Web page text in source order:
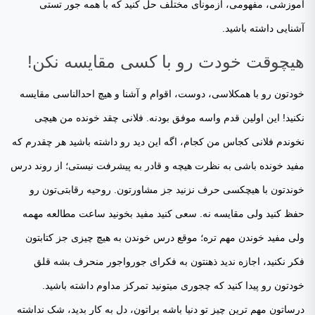
آموزشی، مفهومی، آزمونای مختلف حل کنید که با همه جور تستی
آشنایی داشته باشید.
هیچوقت خودت رو با کسی مقایسه نکن!
خودتون رو با همکلاسی، دوست، اقوام و آشنا و هیچ احدالناسی مقایسه
نکنید! این اولین قدم واسه موفق بودنه. فلانی چقد خونده من هیچی
نخوندم فلانی کجاس من کجام، اگه این دید رو داشته باشید هر چقدرم که
مفید خونده باشی به نظرت هیچه و قادر به پیشرفت نیستی؛ از روند درس
خوندتون با هیچکسی حرف نزنید جز مشاورتون. روحیه رقابتی‌تون رو
حفظ کنید ولی مقایسه نه. سعی کنید مفید بخونید ساعت مطالعه مهمه
ولی مفید خوندن مهم تره؛ موقع درس خوندن به هیچ چیزی جز کتابتون
فکر نکنید، اجازه ندید ذهنتون به فکرای جورواجور منحرف بشه قلق
خودتون رو پیدا کنید که چجوری میتونید تمرکز مداوم داشته باشید.
درساتون مهم ترین چیز تو دنیا باشه براتون، دل به کار بدید، شک نداشته